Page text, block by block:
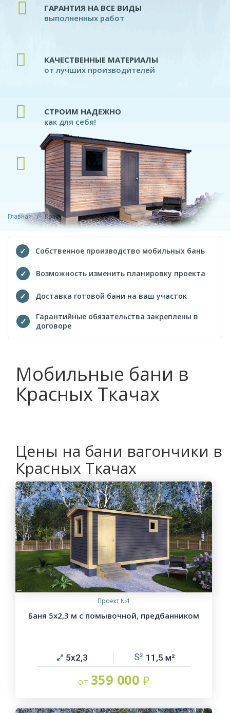
ГАРАНТИЯ НА ВСЕ ВИДЫ
выполненных работ
КАЧЕСТВЕННЫЕ МАТЕРИАЛЫ
от лучших производителей
СТРОИМ НАДЕЖНО
как для себя!
ПРОФЕССИОНАЛЬНЫЕ ПЛОТНИКИ
современное производство
Главная Красные Ткачи
Собственное производство мобильных бань
Возможность изменить планировку проекта
Доставка готовой бани на ваш участок
Гарантийные обязательства закреплены в
договоре
Мобильные бани в
Красных Ткачах
Цены на бани вагончики в
Красных Ткачах
Проект №1
Баня 5х2,3 м с помывочной, предбанником
5х2,3 11,5
359 000